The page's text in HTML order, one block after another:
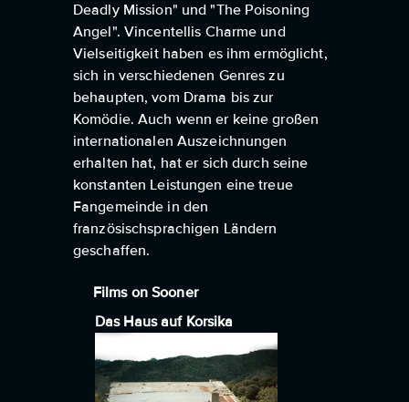
Deadly Mission" und "The Poisoning
Angel". Vincentellis Charme und
Vielseitigkeit haben es ihm ermöglicht,
sich in verschiedenen Genres zu
behaupten, vom Drama bis zur
Komödie. Auch wenn er keine großen
internationalen Auszeichnungen
erhalten hat, hat er sich durch seine
konstanten Leistungen eine treue
Fangemeinde in den
französischsprachigen Ländern
geschaffen.
Films on Sooner
Das Haus auf Korsika